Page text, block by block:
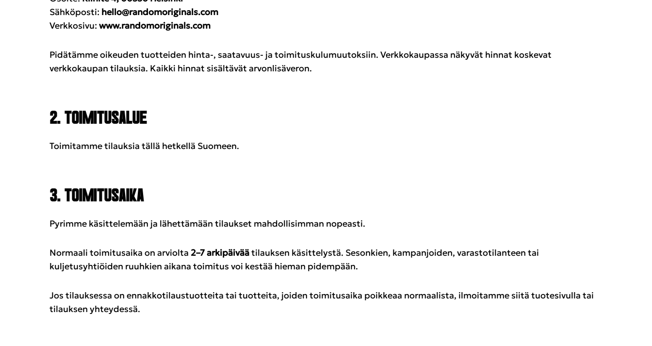
Sähköposti: hello@randomoriginals.com
Verkkosivu: www.randomoriginals.com
Pidätämme oikeuden tuotteiden hinta-, saatavuus- ja toimituskulumuutoksiin. Verkkokaupassa näkyvät hinnat koskevat
verkkokaupan tilauksia. Kaikki hinnat sisältävät arvonlisäveron.
2. TOIMITUSALUE
Toimitamme tilauksia tällä hetkellä Suomeen.
3. TOIMITUSAIKA
Pyrimme käsittelemään ja lähettämään tilaukset mahdollisimman nopeasti.
Normaali toimitusaika on arviolta 2–7 arkipäiväätilauksen käsittelystä. Sesonkien, kampanjoiden, varastotilanteen tai
kuljetusyhtiöiden ruuhkien aikana toimitus voi kestää hieman pidempään.
Jos tilauksessa on ennakkotilaustuotteita tai tuotteita, joiden toimitusaika poikkeaa normaalista, ilmoitamme siitä tuotesivulla tai
tilauksen yhteydessä.